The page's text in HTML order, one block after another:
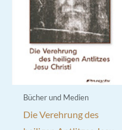
Bücher und Medien
Die Verehrung des